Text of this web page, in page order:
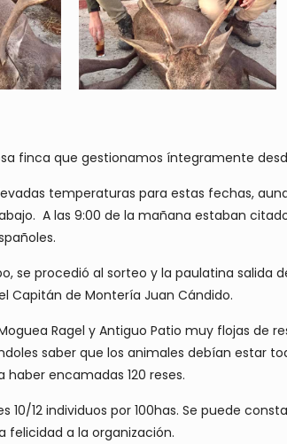
finca que gestionamos íntegramente
temperaturas para estas fechas,
A las 9:00 de la mañana estaban
se procedió al sorteo y la paulatina salida
Capitán de Montería Juan Cándido.
Ragel y Antiguo Patio muy flojas de
saber que los animales debían estar
encamadas 120 reses.
12 individuos por 100has. Se puede
felicidad a la organización.